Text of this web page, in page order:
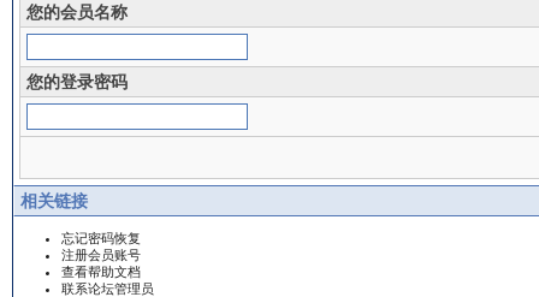
您的会员名称
您的登录密码
相关链接
忘记密码恢复
注册会员账号
查看帮助文档
联系论坛管理员